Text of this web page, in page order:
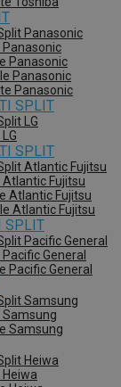
Panasonic
Panasonic
Panasonic
Panasonic
SPLIT
LG
SPLIT
Atlantic Fujitsu
Fujitsu
Atlantic Fujitsu
Atlantic Fujitsu
SPLIT
Pacific General
General
Pacific General
Samsung
Samsung
Heiwa